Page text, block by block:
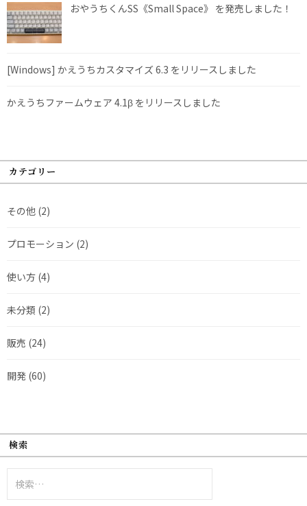
おやうちくんSS《Small Space》 を発売しました！
[Windows] かえうちカスタマイズ 6.3 をリリースしました
かえうちファームウェア 4.1β をリリースしました
カテゴリー
その他 (2)
プロモーション (2)
使い方 (4)
未分類 (2)
販売 (24)
開発 (60)
検索
索: